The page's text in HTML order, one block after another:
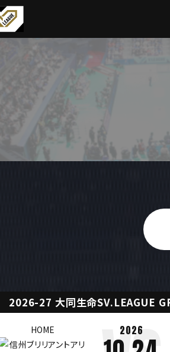
2026-27 大同生命SV.LEAGUE
HOME 2026